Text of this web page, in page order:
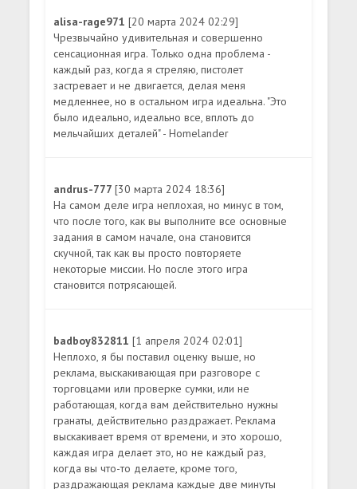
alisa-rage971[20 марта 2024 02:29]
Чрезвычайно удивительная и совершенно
сенсационная игра. Только одна проблема -
каждый раз, когда я стреляю, пистолет
застревает и не двигается, делая меня
медленнее, но в остальном игра идеальна. "Это
было идеально, идеально все, вплоть до
мельчайших деталей" - Homelander
andrus-777[30 марта 2024 18:36]
На самом деле игра неплохая, но минус в том,
что после того, как вы выполните все основные
задания в самом начале, она становится
скучной, так как вы просто повторяете
некоторые миссии. Но после этого игра
становится потрясающей.
badboy832811[1 апреля 2024 02:01]
Неплохо, я бы поставил оценку выше, но
реклама, выскакивающая при разговоре с
торговцами или проверке сумки, или не
работающая, когда вам действительно нужны
гранаты, действительно раздражает. Реклама
выскакивает время от времени, и это хорошо,
каждая игра делает это, но не каждый раз,
когда вы что-то делаете, кроме того,
раздражающая реклама каждые две минуты